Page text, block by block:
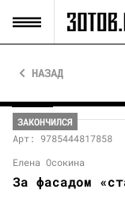
НАЗАД
ЗАКОНЧИЛСЯ
Арт: 9785444817858
Елена Осокина
За фасадом